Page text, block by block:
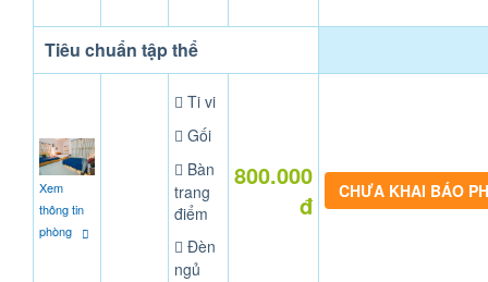
Tiêu chuẩn tập thể
Xem
thông tin
phòng
Ti vi
Gối
Bàn
trang
điểm
Đèn
ngủ
800.000
đ
CHƯA KHAI BÁO